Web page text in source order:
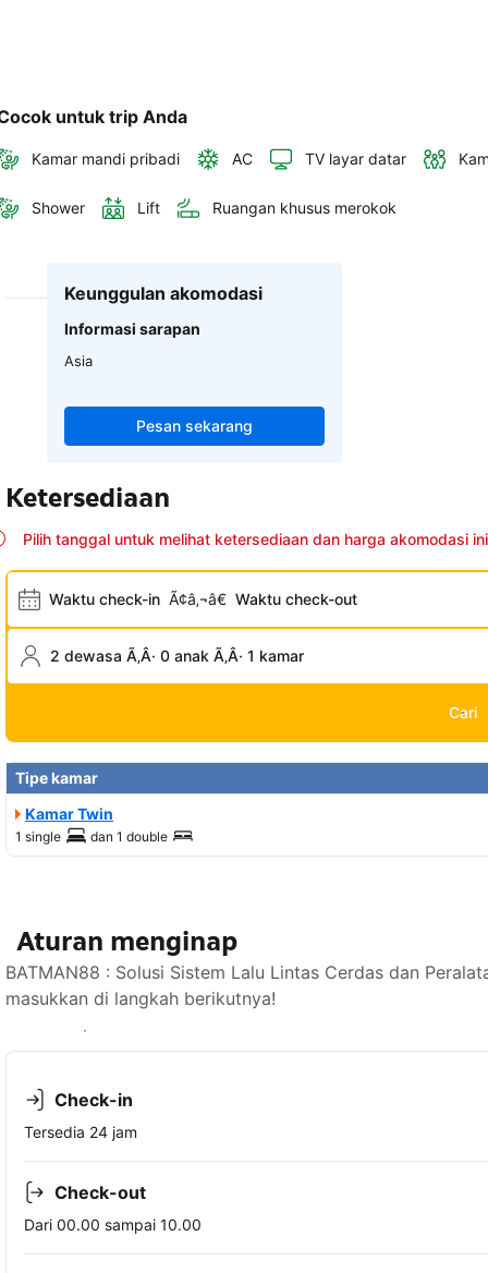
untuk trip Anda
Kamar mandi pribadi AC TV layar datar
Shower Lift Ruangan khusus merokok
Keunggulan akomodasi
Informasi sarapan
Asia
Pesan sekarang
Ketersediaan
Pilih tanggal untuk melihat ketersediaan dan harga akomodasi ini
Waktu check-in Ã¢â‚¬â€ Waktu check-out
2 dewasa Ã‚Â· 0 anak Ã‚Â· 1 kamar
Cari
Tipe kamar
Kamar Twin
1 single dan 1 double
Aturan menginap
BATMAN88 : Solusi Sistem Lalu Lintas Cerdas dan
masukkan di langkah berikutnya!
Lihat ketersediaan
Check-in
Tersedia 24 jam
Check-out
Dari 00.00 sampai 10.00